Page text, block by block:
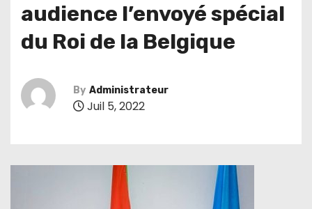
audience l’envoyé spécial
du Roi de la Belgique
By Administrateur
Juil 5, 2022